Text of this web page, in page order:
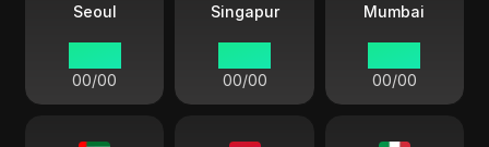
Seoul
00/00
Singapur
00/00
Mumbai
00/00